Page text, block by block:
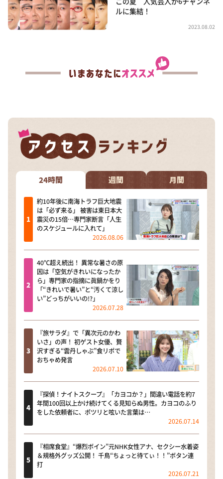
ルに集結！
2023.08.02
24時間 週間 月間
約10年後に南海トラフ巨大地震
は「必ず来る」 被害は東日本大
震災の15倍…専門家断言「人生
のスケジュールに入れて」
2026.08.06
40℃超え続出！ 異常な暑さの原
因は「空気がきれいになったか
ら」専門家の指摘に眞鍋かをり
「“きれいで暑い”と“汚くて涼し
い”どっちがいいの!?」
2026.07.28
『旅サラダ』で「異次元のかわ
いさ」の声！ 初ゲスト女優、贅
沢すぎる“雲丹しゃぶ”食リポで
おちゃめ発言
2026.07.10
『探偵！ナイトスクープ』「カヨコか？」間違い電話を約7
年間100回以上かけ続けてくる見知らぬ男性。カヨコのふり
をした依頼者に、ポツリと呟いた言葉は…
2026.07.14
『相席食堂』“爆烈ボイン”元NHK女性アナ、セクシー水着姿
＆規格外グッズ公開！ 千鳥“ちょっと待てぃ！！”ボタン連
打
2026.07.21